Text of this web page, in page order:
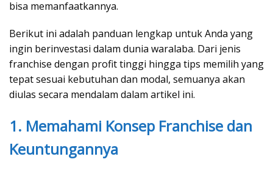
bisa memanfaatkannya.
Berikut ini adalah panduan lengkap untuk Anda yang
ingin berinvestasi dalam dunia waralaba. Dari jenis
franchise dengan profit tinggi hingga tips memilih yang
tepat sesuai kebutuhan dan modal, semuanya akan
diulas secara mendalam dalam artikel ini.
1. Memahami Konsep Franchise dan
Keuntungannya